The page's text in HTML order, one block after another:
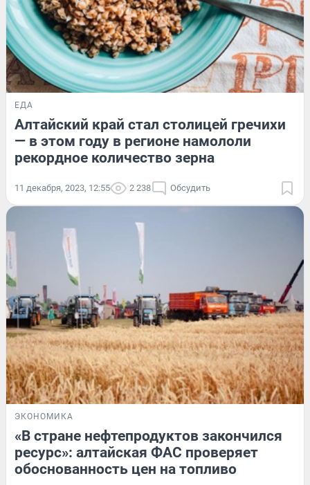
ЕДА
Алтайский край стал столицей гречихи
— в этом году в регионе намололи
рекордное количество зерна
11 декабря, 2023, 12:55 2 238 Обсудить
ЭКОНОМИКА
«В стране нефтепродуктов закончился
ресурс»: алтайская ФАС проверяет
обоснованность цен на топливо